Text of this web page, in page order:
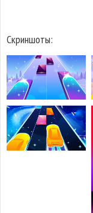
Скриншоты: